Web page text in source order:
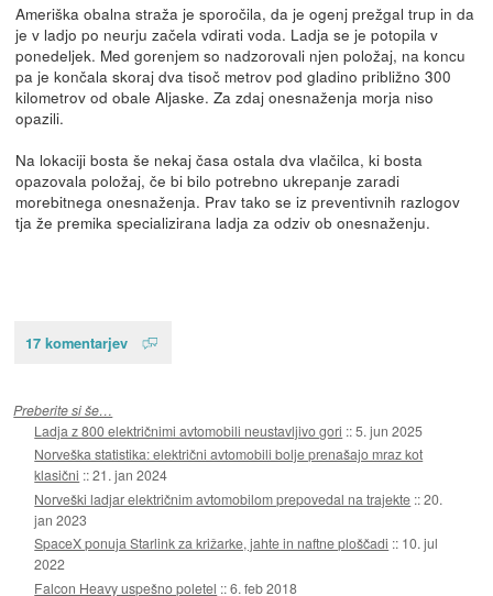
Ameriška obalna straža je sporočila, da je ogenj prežgal trup in da
je v ladjo po neurju začela vdirati voda. Ladja se je potopila v
ponedeljek. Med gorenjem so nadzorovali njen položaj, na koncu
pa je končala skoraj dva tisoč metrov pod gladino približno 300
kilometrov od obale Aljaske. Za zdaj onesnaženja morja niso
opazili.
Na lokaciji bosta še nekaj časa ostala dva vlačilca, ki bosta
opazovala položaj, če bi bilo potrebno ukrepanje zaradi
morebitnega onesnaženja. Prav tako se iz preventivnih razlogov
tja že premika specializirana ladja za odziv ob onesnaženju.
17 komentarjev
Preberite si še…
Ladja z 800 električnimi avtomobili neustavljivo gori ::5. jun 2025
Norveška statistika: električni avtomobili bolje prenašajo mraz kot
klasični ::21. jan 2024
Norveški ladjar električnim avtomobilom prepovedal na trajekte ::20.
jan 2023
SpaceX ponuja Starlink za križarke, jahte in naftne ploščadi :: 10. jul
2022
Falcon Heavy uspešno poletel ::6. feb 2018